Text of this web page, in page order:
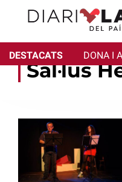
DESTACATS DONA I
Sal·lus